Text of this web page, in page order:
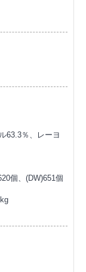
63.3％、レーヨ
個、(DW)651個